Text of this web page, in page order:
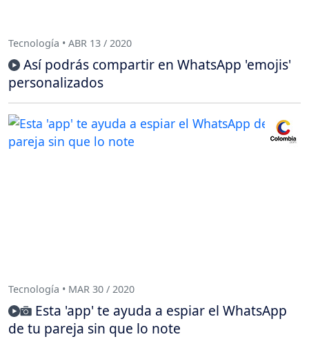
Tecnología • ABR 13 / 2020
Así podrás compartir en WhatsApp 'emojis'
personalizados
Tecnología • MAR 30 / 2020
Esta 'app' te ayuda a espiar el WhatsApp
de tu pareja sin que lo note